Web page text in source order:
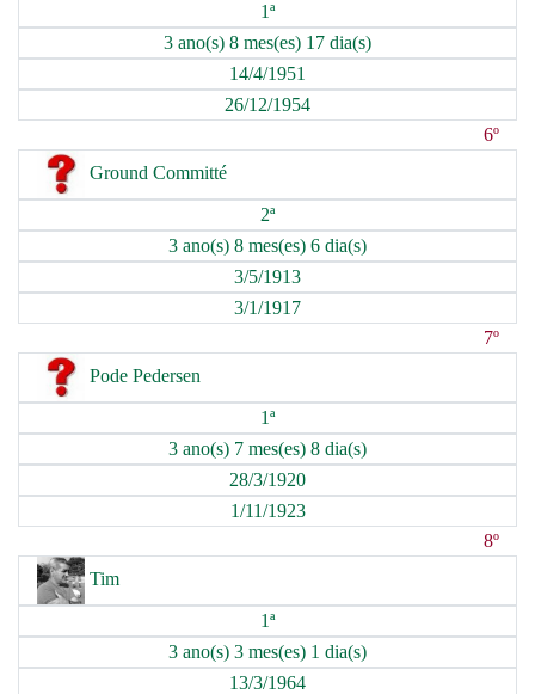
1ª
3 ano(s) 8 mes(es) 17 dia(s)
14/4/1951
26/12/1954
6º
Ground Committé
2ª
3 ano(s) 8 mes(es) 6 dia(s)
3/5/1913
3/1/1917
7º
Pode Pedersen
1ª
3 ano(s) 7 mes(es) 8 dia(s)
28/3/1920
1/11/1923
8º
Tim
1ª
3 ano(s) 3 mes(es) 1 dia(s)
13/3/1964